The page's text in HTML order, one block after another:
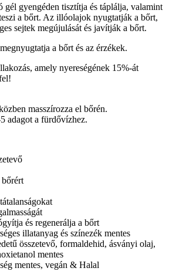
gél gyengéden tisztítja és táplálja, valamint
a bőrt. Az illóolajok nyugtatják a bőrt,
sejtek megújulását és javítják a bőrt.
a bőrt és az érzékek.
amely nyereségének 15%-át
masszírozza el bőrén.
adagot a fürdővízhez.
bőrért
és regenerálja a bőrt
illatanyag és színezék mentes
összetevő, formaldehid, ásványi olaj,
mentes
mentes, vegán & Halal